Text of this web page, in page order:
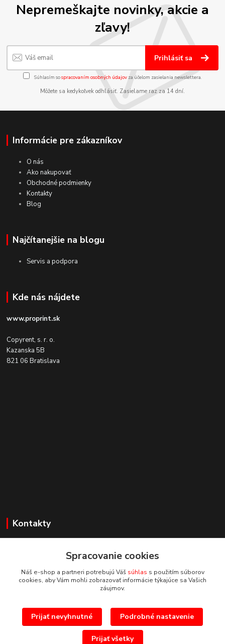
Nepremeškajte novinky, akcie a
zľavy!
Prihlásiť sa
Súhlasím sospracovaním osobných údajov za účelom zasielania newslettera.
Môžete sa kedykoľvek odhlásiť. Zasielame raz za 14 dní.
Informácie pre zákazníkov
O nás
Ako nakupovať
Obchodné podmienky
Kontakty
Blog
Najčítanejšie na blogu
Servis a podpora
Kde nás nájdete
www.proprint.sk
Copyrent, s. r. o.
Kazanska 5B
821 06 Bratislava
Kontakty
+421 918 177611
info@proprint.sk
Spracovanie cookies
Náš e-shop a partneri potrebujú Váš súhlas s použitím súborov
cookies, aby Vám mohli zobrazovať informácie týkajúce sa Vašich
záujmov.
Prijať nevyhnutné Podrobné nastavenie
Prijať všetky